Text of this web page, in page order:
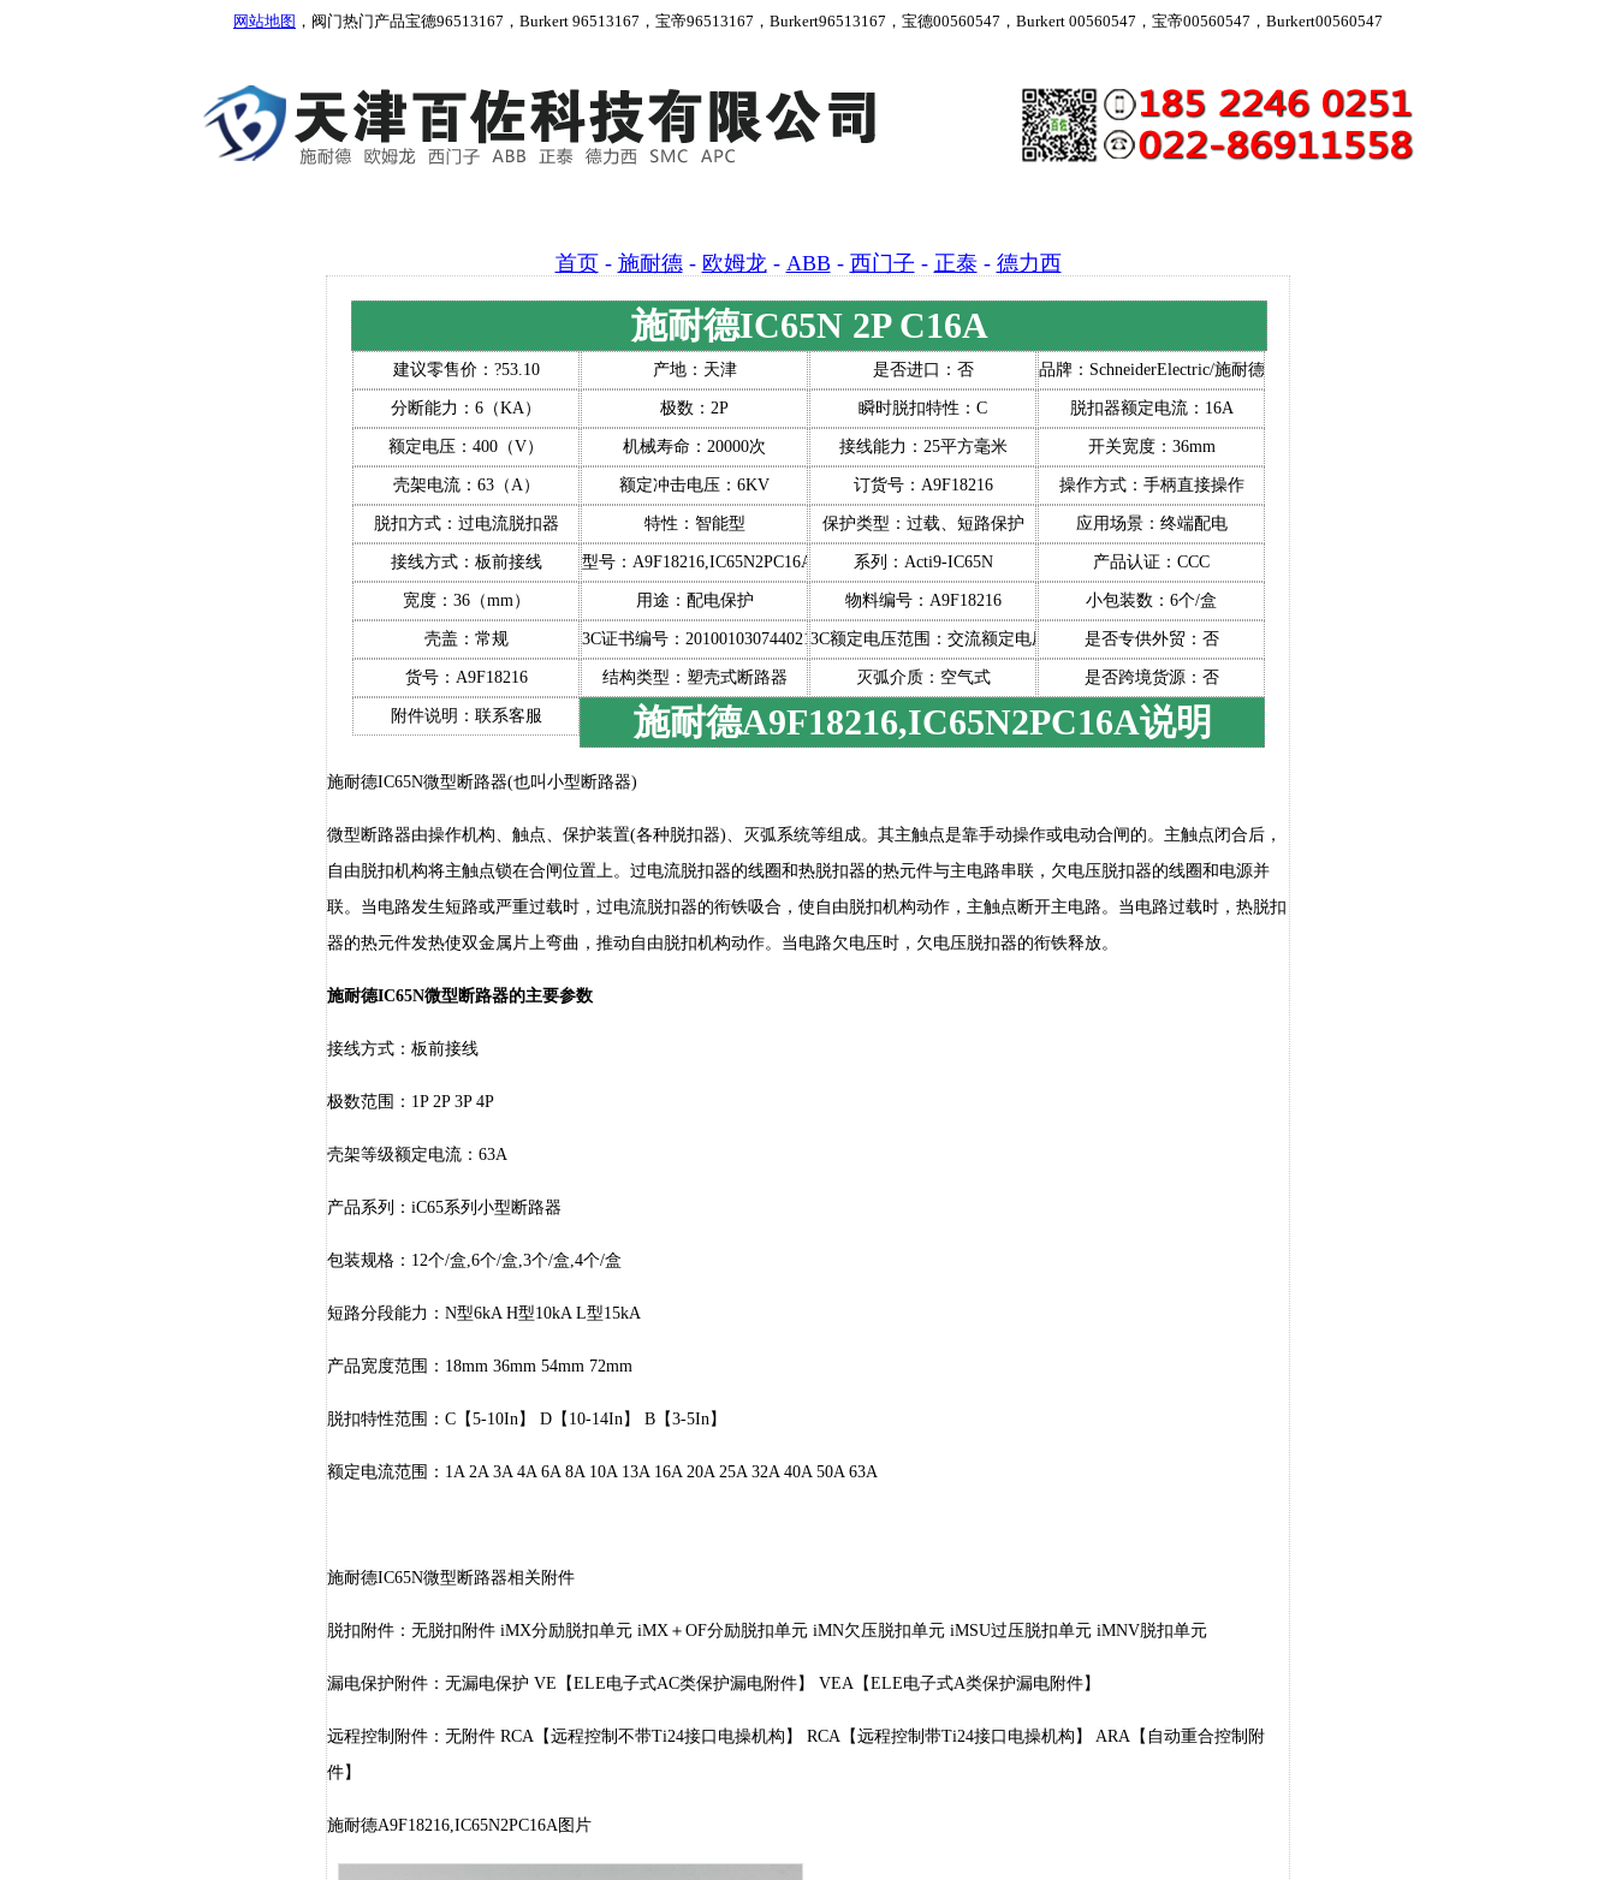
网站地图 ，阀门热门产品宝德96513167，Burkert 96513167，宝帝96513167，Burkert96513167，宝德00560547，Burkert 00560547，宝帝00560547，Burkert00560547
首页- 施耐德- 欧姆龙- ABB- 西门子 - 正泰- 德力西
施耐德IC65N 2P C16A
建议零售价：?53.10 产地：天津 是否进口：否 品牌：SchneiderElectric/施耐德
分断能力：6（KA） 极数：2P 瞬时脱扣特性：C 脱扣器额定电流：16A
额定电压：400（V） 机械寿命：20000次 接线能力：25平方毫米 开关宽度：36mm
壳架电流：63（A） 额定冲击电压：6KV 订货号：A9F18216 操作方式：手柄直接操作
脱扣方式：过电流脱扣器 特性：智能型 保护类型：过载、短路保护 应用场景：终端配电
接线方式：板前接线 型号：A9F18216,IC65N2PC16A 系列：Acti9-IC65N 产品认证：CCC
宽度：36（mm） 用途：配电保护 物料编号：A9F18216 小包装数：6个/盒
壳盖：常规 3C证书编号：20100103074402113C额定电压范围：交流额定电压1500V及以下是否专供外贸：否
货号：A9F18216 结构类型：塑壳式断路器 灭弧介质：空气式 是否跨境货源：否
附件说明：联系客服 施耐德A9F18216,IC65N2PC16A说明
施耐德IC65N微型断路器(也叫小型断路器)
微型断路器由操作机构、触点、保护装置(各种脱扣器)、灭弧系统等组成。其主触点是靠手动操作或电动合闸的。主触点闭合后，
自由脱扣机构将主触点锁在合闸位置上。过电流脱扣器的线圈和热脱扣器的热元件与主电路串联，欠电压脱扣器的线圈和电源并
联。当电路发生短路或严重过载时，过电流脱扣器的衔铁吸合，使自由脱扣机构动作，主触点断开主电路。当电路过载时，热脱扣
器的热元件发热使双金属片上弯曲，推动自由脱扣机构动作。当电路欠电压时，欠电压脱扣器的衔铁释放。
施耐德IC65N微型断路器的主要参数
接线方式：板前接线
极数范围：1P 2P 3P 4P
壳架等级额定电流：63A
产品系列：iC65系列小型断路器
包装规格：12个/盒,6个/盒,3个/盒,4个/盒
短路分段能力：N型6kA H型10kA L型15kA
产品宽度范围：18mm 36mm 54mm 72mm
脱扣特性范围：C【5-10In】 D【10-14In】 B【3-5In】
额定电流范围：1A 2A 3A 4A 6A 8A 10A 13A 16A 20A 25A 32A 40A 50A 63A
施耐德IC65N微型断路器相关附件
脱扣附件：无脱扣附件 iMX分励脱扣单元 iMX＋OF分励脱扣单元 iMN欠压脱扣单元 iMSU过压脱扣单元 iMNV脱扣单元
漏电保护附件：无漏电保护 VE【ELE电子式AC类保护漏电附件】 VEA【ELE电子式A类保护漏电附件】
远程控制附件：无附件 RCA【远程控制不带Ti24接口电操机构】 RCA【远程控制带Ti24接口电操机构】 ARA【自动重合控制附
件】
施耐德A9F18216,IC65N2PC16A图片